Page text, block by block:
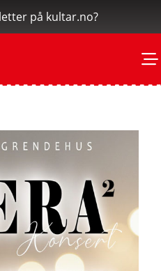
på kultar.no?